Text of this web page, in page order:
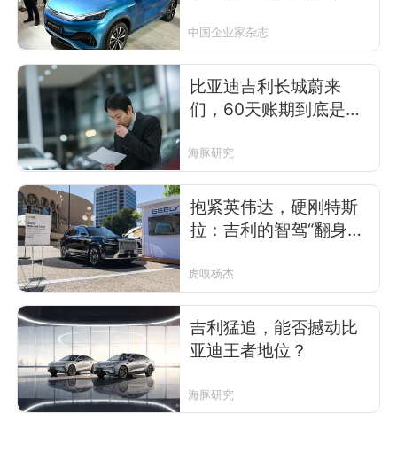
中国企业家杂志
比亚迪吉利长城蔚来
们，60天账期到底是谁
海豚研究
抱紧英伟达，硬刚特斯
拉：吉利的智驾“翻身
虎嗅杨杰
吉利猛追，能否撼动比
亚迪王者地位？
海豚研究